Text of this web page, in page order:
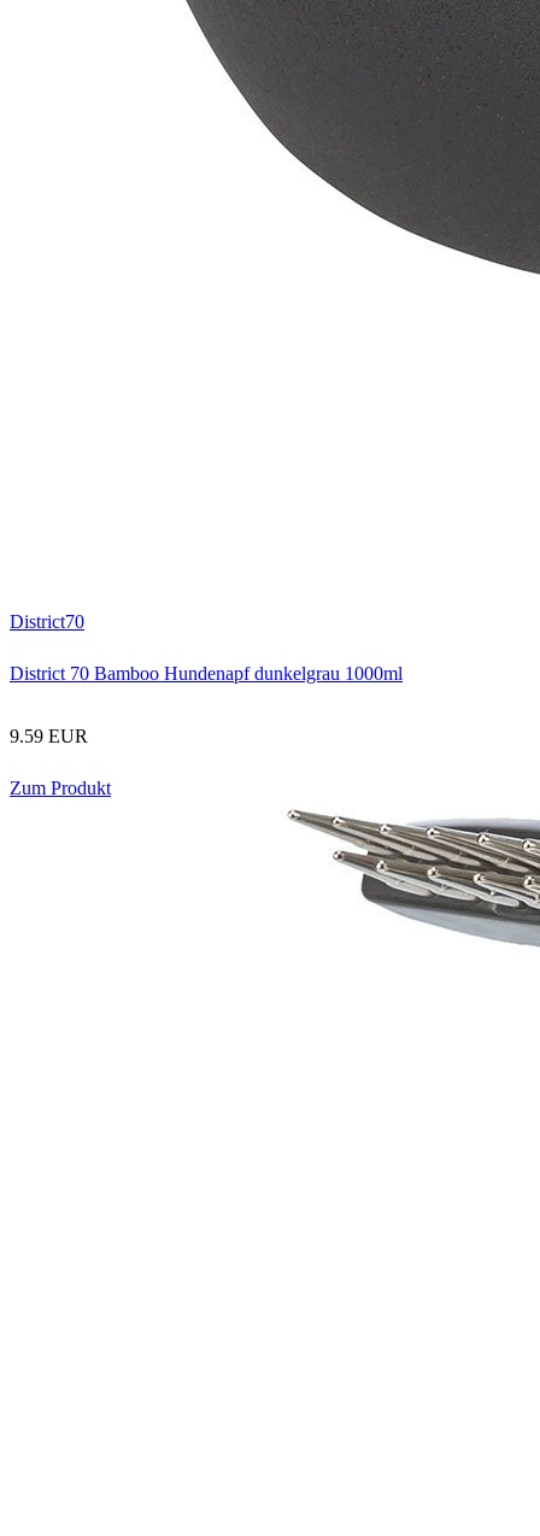
District70
District 70 Bamboo Hundenapf dunkelgrau 1000ml
9.59 EUR
Zum Produkt